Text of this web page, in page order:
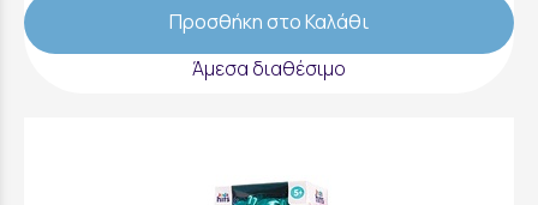
Προσθήκη στο Καλάθι
Άμεσα διαθέσιμο